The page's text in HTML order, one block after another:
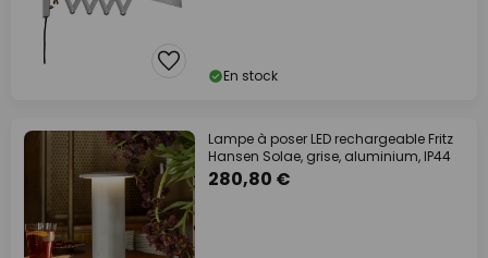
En stock
Lampe à poser LED rechargeable Fritz
Hansen Solae, grise, aluminium, IP44
280,80 €